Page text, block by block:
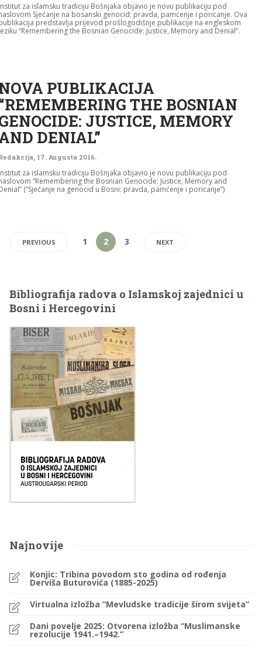
za islamsku tradiciju Bošnjaka objavio je novu publikaciju pod
Sjećanje na bosanski genocid: pravda, pamćenje i poricanje. Ova
predstavlja prijevod prošlogodišnje publikacije na engleskom
“Remembering the Bosnian Genocide: Justice, Memory and Denial”.
PUBLIKACIJA
THE BOSNIAN
JUSTICE, MEMORY
DENIAL”
17. Augusta 2016.
za islamsku tradiciju Bošnjaka objavio je novu publikaciju pod
“Remembering the Bosnian Genocide: Justice, Memory and
(“Sjećanje na genocid u Bosni: pravda, pamćenje i poricanje”)
PREVIOUS 1 2 3 NEXT
Bibliografija radova o Islamskoj zajednici u
Bosni i Hercegovini
Najnovije
Konjic: Tribina povodom sto godina od rođenja
Derviša Buturovića (1885-2025)
Virtualna izložba “Mevludske tradicije širom svijeta”
Dani povelje 2025: Otvorena izložba “Muslimanske
rezolucije 1941.–1942.”